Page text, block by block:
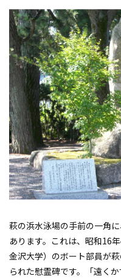
萩の浜水泳場の手前の一角
あります。これは、昭和16
金沢大学）のボート部員が
られた慰霊碑です。「遠く